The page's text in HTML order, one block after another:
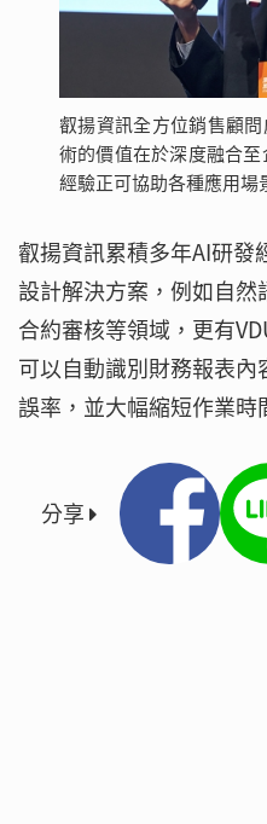
叡揚資訊全方位銷售顧
術的價值在於深度融合
經驗正可協助各種應用場
叡揚資訊累積多年AI研發
設計解決方案，例如自然
合約審核等領域，更有
可以自動識別財務報表
誤率，並大幅縮短作業時
分享